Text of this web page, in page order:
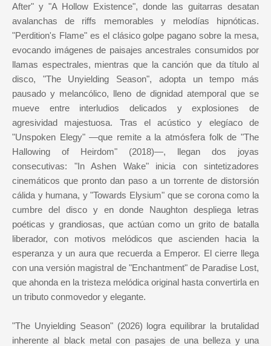
After" y "A Hollow Existence", donde las guitarras desatan
avalanchas de riffs memorables y melodías hipnóticas.
"Perdition's Flame" es el clásico golpe pagano sobre la mesa,
evocando imágenes de paisajes ancestrales consumidos por
llamas espectrales, mientras que la canción que da título al
disco, "The Unyielding Season", adopta un tempo más
pausado y melancólico, lleno de dignidad atemporal que se
mueve entre interludios delicados y explosiones de
agresividad majestuosa. Tras el acústico y elegíaco de
"Unspoken Elegy" —que remite a la atmósfera folk de "The
Hallowing of Heirdom" (2018)—, llegan dos joyas
consecutivas: "In Ashen Wake" inicia con sintetizadores
cinemáticos que pronto dan paso a un torrente de distorsión
cálida y humana, y "Towards Elysium" que se corona como la
cumbre del disco y en donde Naughton despliega letras
poéticas y grandiosas, que actúan como un grito de batalla
liberador, con motivos melódicos que ascienden hacia la
esperanza y un aura que recuerda a Emperor. El cierre llega
con una versión magistral de "Enchantment" de Paradise Lost,
que ahonda en la tristeza melódica original hasta convertirla en
un tributo conmovedor y elegante.
"The Unyielding Season" (2026) logra equilibrar la brutalidad
inherente al black metal con pasajes de una belleza y una